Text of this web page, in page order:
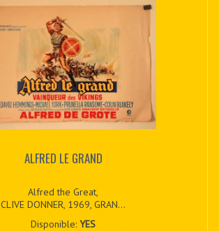
ALFRED LE GRAND
Alfred the Great,
CLIVE DONNER, 1969, GRAN...
Disponible:YES